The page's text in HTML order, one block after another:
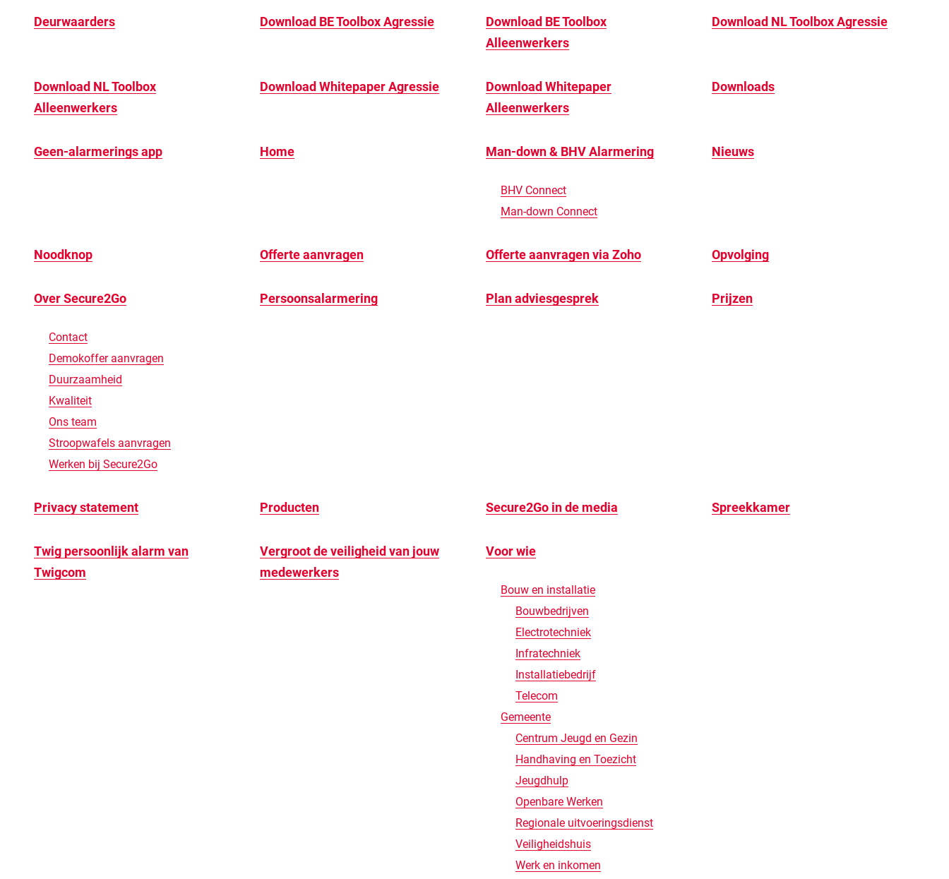
Deurwaarders Download BE Toolbox Agressie
Download BE Toolbox
Alleenwerkers
Download NL Toolbox Agressie
Download NL Toolbox
Alleenwerkers
Download Whitepaper Agressie
Download Whitepaper
Alleenwerkers
Downloads
Geen-alarmerings app Home Man-down & BHV Alarmering
BHV Connect
Man-down Connect
Nieuws
Noodknop Offerte aanvragen Offerte aanvragen via Zoho Opvolging
Over Secure2Go
Contact
Demokoffer aanvragen
Duurzaamheid
Kwaliteit
Ons team
Stroopwafels aanvragen
Werken bij Secure2Go
Persoonsalarmering Plan adviesgesprek Prijzen
Privacy statement Producten Secure2Go in de media Spreekkamer
Twig persoonlijk alarm van
Twigcom
Vergroot de veiligheid van jouw
medewerkers
Voor wie
Bouw en installatie
Bouwbedrijven
Electrotechniek
Infratechniek
Installatiebedrijf
Telecom
Gemeente
Centrum Jeugd en Gezin
Handhaving en Toezicht
Jeugdhulp
Openbare Werken
Regionale uitvoeringsdienst
Veiligheidshuis
Werk en inkomen